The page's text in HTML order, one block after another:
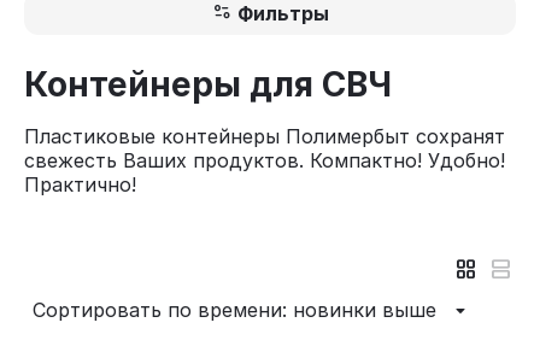
Фильтры
Контейнеры для СВЧ
Пластиковые контейнеры Полимербыт сохранят
свежесть Ваших продуктов. Компактно! Удобно!
Практично!
Сортировать по времени: новинки выше